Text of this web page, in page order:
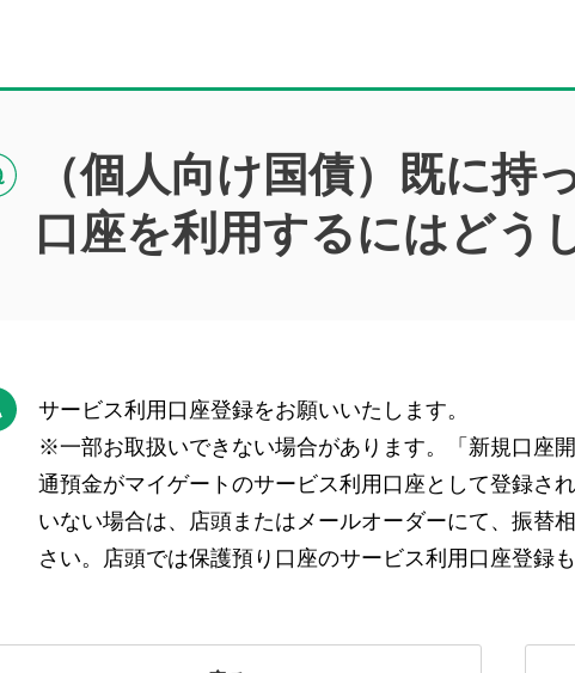
（個人向け国債）既に持
口座を利用するにはどう
サービス利用口座登録をお願いいたします。
※一部お取扱いできない場合があります。「新規口座
通預金がマイゲートのサービス利用口座として登録さ
いない場合は、店頭またはメールオーダーにて、振替
さい。店頭では保護預り口座のサービス利用口座登録